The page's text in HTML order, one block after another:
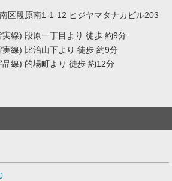
区段原南1-1-12 ヒジヤマタナカビル203
実線) 段原一丁目より 徒歩 約9分
実線) 比治山下より 徒歩 約9分
品線) 的場町より 徒歩 約12分